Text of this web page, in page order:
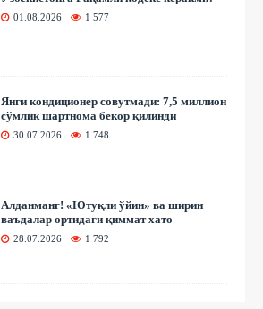
01.08.2026 1 577
Янги кондиционер совутмади: 7,5 миллион
сўмлик шартнома бекор қилинди
30.07.2026 1 748
Алданманг! «Ютуқли ўйин» ва ширин
ваъдалар ортидаги қиммат хато
28.07.2026 1 792